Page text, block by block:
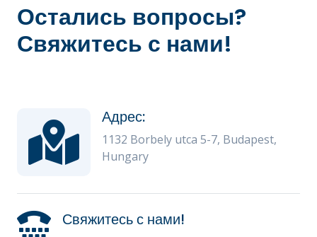
Остались вопросы?
Свяжитесь с нами!
Адрес:
1132 Borbely utca 5-7, Budapest,
Hungary
Свяжитесь с нами!